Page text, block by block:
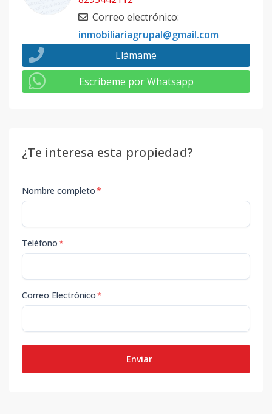
Correo electrónico:
inmobiliariagrupal@gmail.com
Llámame
Escribeme por Whatsapp
¿Te interesa esta propiedad?
Nombre completo*
Teléfono*
Correo Electrónico*
Enviar